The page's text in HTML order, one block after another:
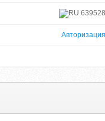
639528
Авторизация